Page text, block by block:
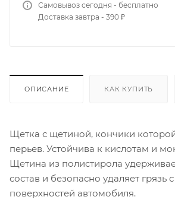
Самовывоз сегодня - бесплатно
Доставка завтра - 390 ₽
ОПИСАНИЕ КАК КУПИТЬ
Щетка с щетиной, кончики
перьев. Устойчива к кислотам и
Щетина из полистирола
состав и безопасно удаляет грязь
поверхностей автомобиля.